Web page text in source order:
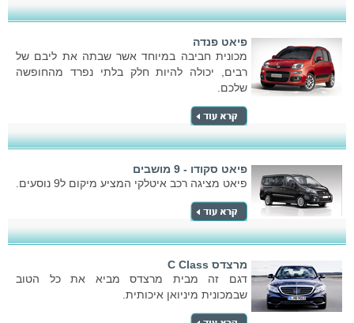
פיאט פנדה
מכונית חביבה במיוחד אשר שבתה את ליבם של
רבים, יכולה להיות חלק בלתי נפרד מהחופשה
שלכם.
פיאט סקודו - 9 מושבים
פיאט מציגה רכב איטלקי המציע מיקום ל9 נוסעים.
מרצדס C Class
דגם זה מבית מרצדס מביא את כל הטוב
שבמכונית מיניואן איכותית.